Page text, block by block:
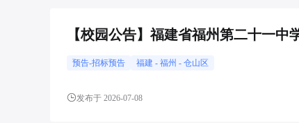
【校园公告】福建省福州第二十一中
预告-招标预告 福建 - 福州 - 仓山区
发布于 2026-07-08